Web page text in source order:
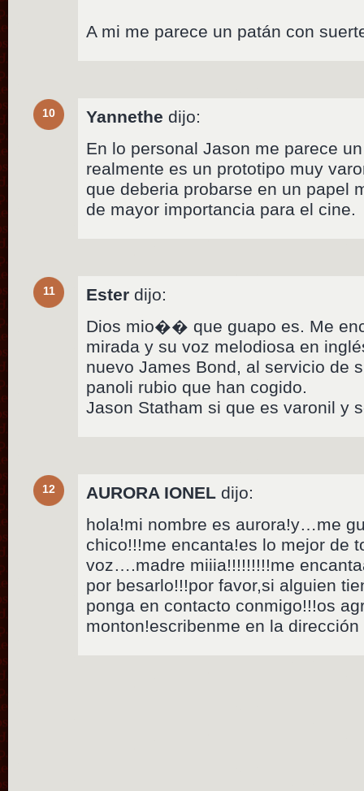
A mi me parece un patán con
10 Yannethe dijo:
En lo personal Jason me parece
realmente es un prototipo muy
que deberia probarse en un papel
de mayor importancia para el cine.
11 Ester dijo:
Dios mio�� que guapo es. Me
mirada y su voz melodiosa en
nuevo James Bond, al servicio de
panoli rubio que han cogido.
Jason Statham si que es varonil y
12 AURORA IONEL dijo:
hola!mi nombre es aurora!y…me
chico!!!me encanta!es lo mejor de
voz….madre miiia!!!!!!!!!me
por besarlo!!!por favor,si alguien
ponga en contacto conmigo!!!os
monton!escribenme en la